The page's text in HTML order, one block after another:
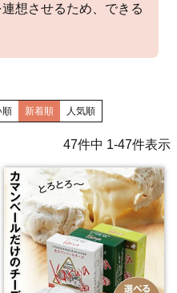
想させるため、できる
順 新着順 人気順
47件中 1-47件表示